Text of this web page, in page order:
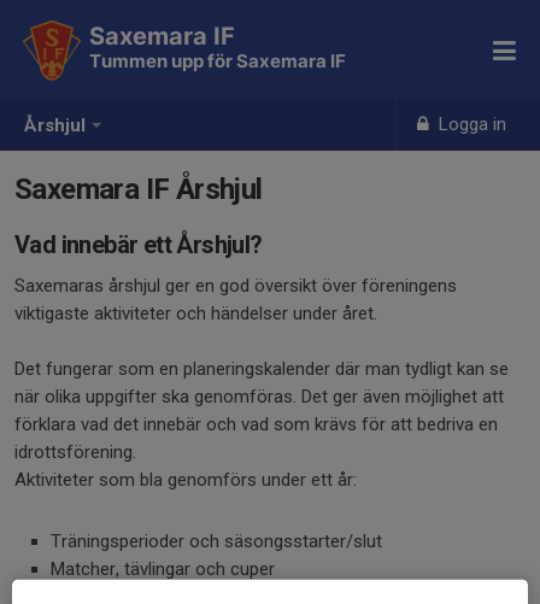
Årshjul Logga in
Saxemara IF
Tummen upp för Saxemara IF
Saxemara IF Årshjul
Vad innebär ett Årshjul?
Saxemaras årshjul ger en god översikt över föreningens
viktigaste aktiviteter och händelser under året.
Det fungerar som en planeringskalender där man tydligt kan se
när olika uppgifter ska genomföras. Det ger även möjlighet att
förklara vad det innebär och vad som krävs för att bedriva en
idrottsförening.
Aktiviteter som bla genomförs under ett år:
Träningsperioder och säsongsstarter/slut
Matcher, tävlingar och cuper